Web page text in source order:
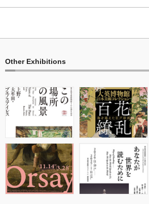
Other Exhibitions